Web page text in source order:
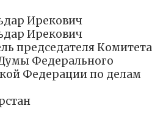
Ирекович
Ирекович
председателя Комитета
Федерального
Федерации по делам